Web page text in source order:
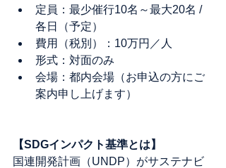
定員：最少催行10名～最大20名 /
各日（予定）
費用（税別）：10万円／人
形式：対面のみ
会場：都内会場（お申込の方にご
案内申し上げます）
【SDGインパクト基準とは】
国連開発計画（UNDP）がサステナビ